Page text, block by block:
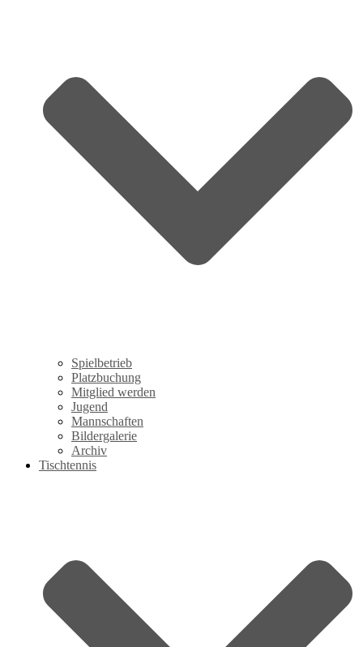
Spielbetrieb
Platzbuchung
Mitglied werden
Jugend
Mannschaften
Bildergalerie
Archiv
Tischtennis